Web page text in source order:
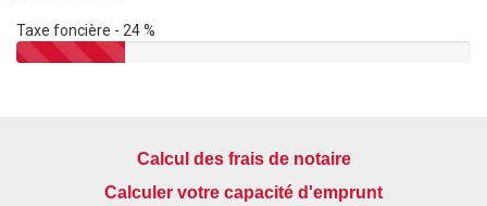
Taxe foncière - 24 %
Calcul des frais de notaire
Calculer votre capacité d'emprunt